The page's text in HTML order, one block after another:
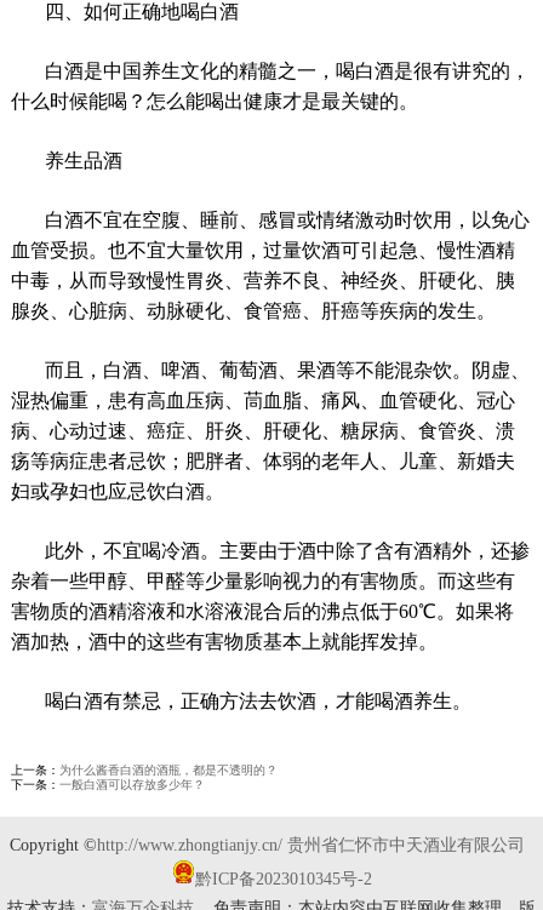
四、如何正确地喝白酒
白酒是中国养生文化的精髓之一，喝白酒是很有讲究的，
什么时候能喝？怎么能喝出健康才是最关键的。
养生品酒
白酒不宜在空腹、睡前、感冒或情绪激动时饮用，以免心
血管受损。也不宜大量饮用，过量饮酒可引起急、慢性酒精
中毒，从而导致慢性胃炎、营养不良、神经炎、肝硬化、胰
腺炎、心脏病、动脉硬化、食管癌、肝癌等疾病的发生。
而且，白酒、啤酒、葡萄酒、果酒等不能混杂饮。阴虚、
湿热偏重，患有高血压病、茼血脂、痛风、血管硬化、冠心
病、心动过速、癌症、肝炎、肝硬化、糖尿病、食管炎、溃
疡等病症患者忌饮；肥胖者、体弱的老年人、儿童、新婚夫
妇或孕妇也应忌饮白酒。
此外，不宜喝冷酒。主要由于酒中除了含有酒精外，还掺
杂着一些甲醇、甲醛等少量影响视力的有害物质。而这些有
害物质的酒精溶液和水溶液混合后的沸点低于60℃。如果将
酒加热，酒中的这些有害物质基本上就能挥发掉。
喝白酒有禁忌，正确方法去饮酒，才能喝酒养生。
上一条： 为什么酱香白酒的酒瓶，都是不透明的？
下一条： 一般白酒可以存放多少年？
Copyright ©http://www.zhongtianjy.cn/ 贵州省仁怀市中天酒业有限公司
黔ICP备2023010345号-2